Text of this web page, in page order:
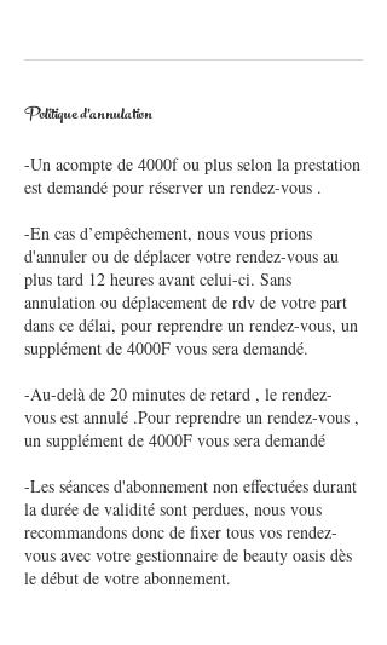
Politique d'annulation
-Un acompte de 4000f ou plus selon la prestation
est demandé pour réserver un rendez-vous .
-En cas d’empêchement, nous vous prions
d'annuler ou de déplacer votre rendez-vous au
plus tard 12 heures avant celui-ci. Sans
annulation ou déplacement de rdv de votre part
dans ce délai, pour reprendre un rendez-vous, un
supplément de 4000F vous sera demandé.
-Au-delà de 20 minutes de retard , le rendez-
vous est annulé .Pour reprendre un rendez-vous ,
un supplément de 4000F vous sera demandé
-Les séances d'abonnement non effectuées durant
la durée de validité sont perdues, nous vous
recommandons donc de fixer tous vos rendez-
vous avec votre gestionnaire de beauty oasis dès
le début de votre abonnement.